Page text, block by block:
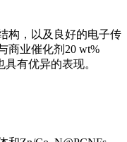
构，以及良好的电子传
商业催化剂20 wt%
有优异的表现。